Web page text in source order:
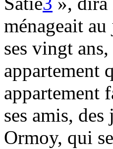
ménageait
ses vingt
appartement
appartement
ses amis,
Ormoy, qui